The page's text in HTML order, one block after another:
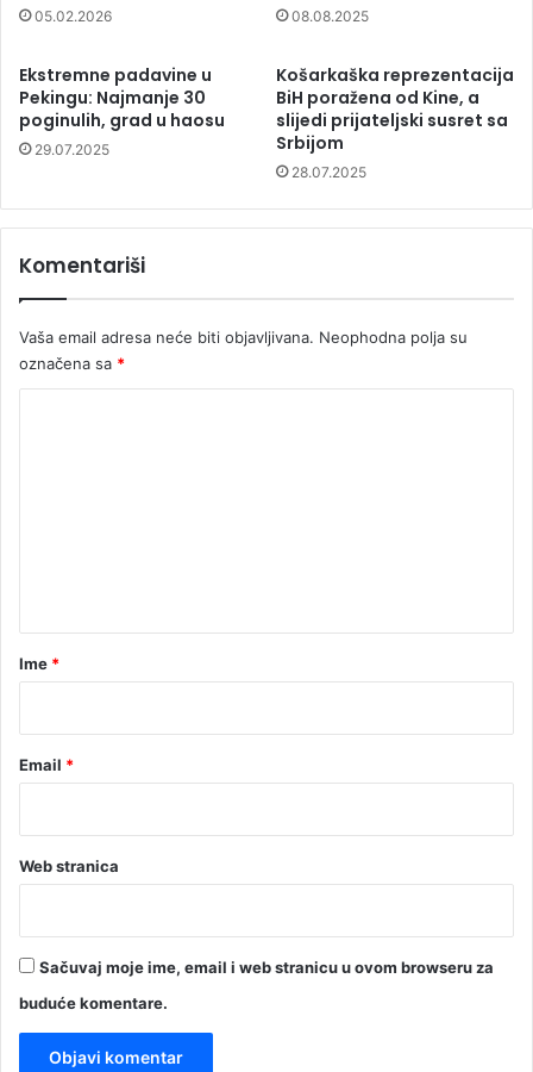
05.02.2026 08.08.2025
Ekstremne padavine u
Pekingu: Najmanje 30
poginulih, grad u haosu
29.07.2025
Košarkaška reprezentacija
BiH poražena od Kine, a
slijedi prijateljski susret sa
Srbijom
28.07.2025
Komentariši
Vaša email adresa neće biti objavljivana. Neophodna polja su
označena sa *
rIme *
Email *
Web stranica
Sačuvaj moje ime, email i web stranicu u ovom browseru za
buduće komentare.